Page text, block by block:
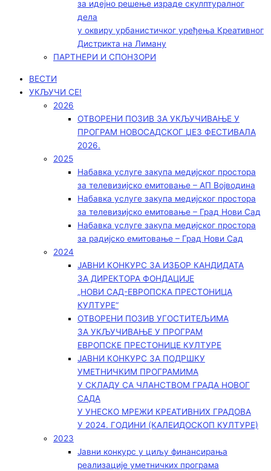
за идејно решење израде скулптуралног
дела
у оквиру урбанистичког уређења Креативног
Дистрикта на Лиману
ПАРТНЕРИ И СПОНЗОРИ
ВЕСТИ
УКЉУЧИ СЕ!
2026
ОТВОРЕНИ ПОЗИВ ЗА УКЉУЧИВАЊЕ У
ПРОГРАМ НОВОСАДСКОГ ЏЕЗ ФЕСТИВАЛА
2026.
2025
Набавка услуге закупа медијског простора
за телевизијско емитовање – АП Војводинa
Набавка услуге закупа медијског простора
за телевизијско емитовање – Град Нови Сад
Набавка услуге закупа медијског простора
за радијско емитовање – Град Нови Сад
2024
ЈАВНИ КОНКУРС ЗА ИЗБОР КАНДИДАТА
ЗА ДИРЕКТОРА ФОНДАЦИЈЕ
„НОВИ САД-ЕВРОПСКА ПРЕСТОНИЦА
КУЛТУРЕ“
ОТВОРЕНИ ПОЗИВ УГОСТИТЕЉИМА
ЗА УКЉУЧИВАЊЕ У ПРОГРАМ
ЕВРОПСКЕ ПРЕСТОНИЦЕ КУЛТУРЕ
ЈАВНИ КОНКУРС ЗА ПОДРШКУ
УМЕТНИЧКИМ ПРОГРАМИМА
У СКЛАДУ СА ЧЛАНСТВОМ ГРАДА НОВОГ
САДА
У УНЕСКО МРЕЖИ КРЕАТИВНИХ ГРАДОВА
У 2024. ГОДИНИ (КАЛЕИДОСКОП КУЛТУРЕ)
2023
Јавни конкурс у циљу финансирања
реализације уметничких програма